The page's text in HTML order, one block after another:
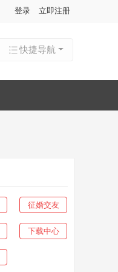
登录 立即注册
快捷导航
征婚交友
下载中心